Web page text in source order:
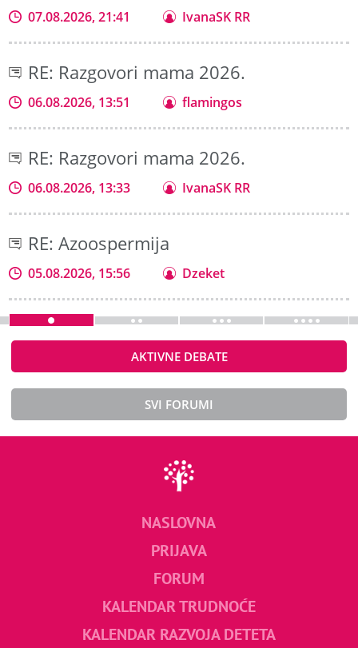
07.08.2026, 21:41 IvanaSK RR
RE: Razgovori mama 2026.
06.08.2026, 13:51 flamingos
RE: Razgovori mama 2026.
06.08.2026, 13:33 IvanaSK RR
RE: Azoospermija
05.08.2026, 15:56 Dzeket
AKTIVNE DEBATE
SVI FORUMI
NASLOVNA
PRIJAVA
FORUM
KALENDAR TRUDNOĆE
KALENDAR RAZVOJA DETETA